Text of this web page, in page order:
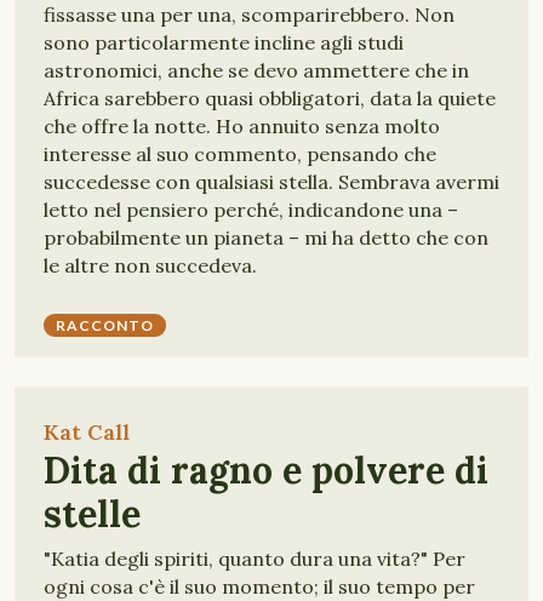
fissasse una per una, scomparirebbero. Non
sono particolarmente incline agli studi
astronomici, anche se devo ammettere che in
Africa sarebbero quasi obbligatori, data la quiete
che offre la notte. Ho annuito senza molto
interesse al suo commento, pensando che
succedesse con qualsiasi stella. Sembrava avermi
letto nel pensiero perché, indicandone una –
probabilmente un pianeta – mi ha detto che con
le altre non succedeva.
RACCONTO
Kat Call
Dita di ragno e polvere di
stelle
"Katia degli spiriti, quanto dura una vita?" Per
ogni cosa c'è il suo momento; il suo tempo per